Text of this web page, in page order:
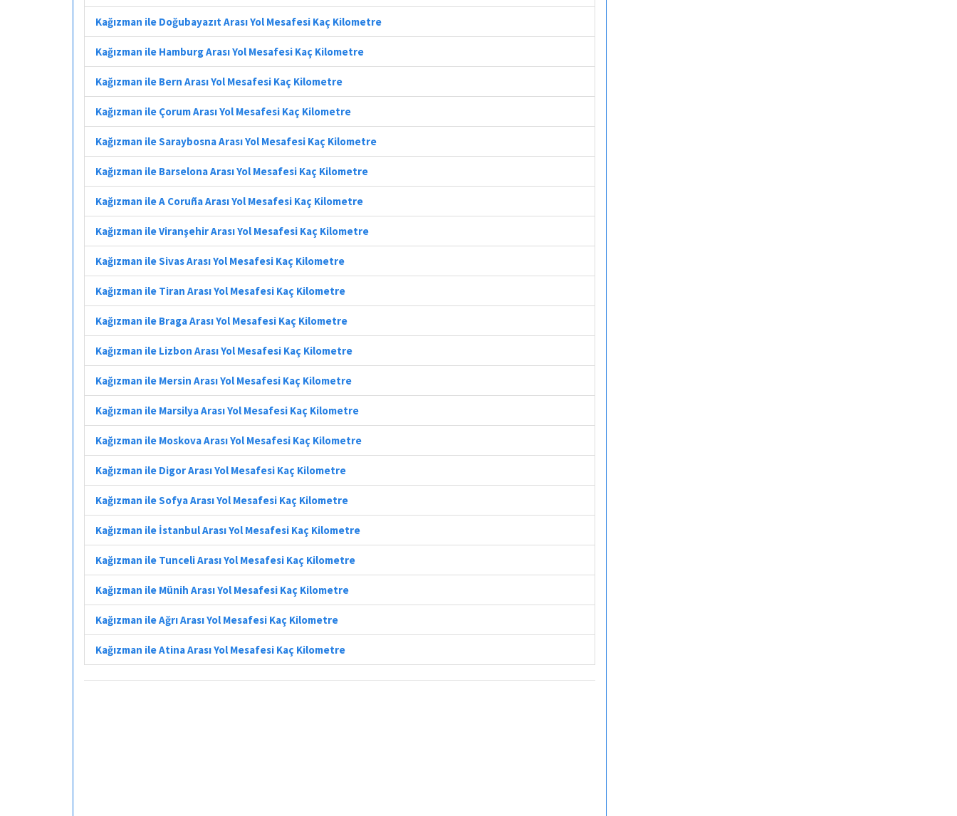
Kağızman ile Doğubayazıt Arası Yol Mesafesi Kaç Kilometre
Kağızman ile Hamburg Arası Yol Mesafesi Kaç Kilometre
Kağızman ile Bern Arası Yol Mesafesi Kaç Kilometre
Kağızman ile Çorum Arası Yol Mesafesi Kaç Kilometre
Kağızman ile Saraybosna Arası Yol Mesafesi Kaç Kilometre
Kağızman ile Barselona Arası Yol Mesafesi Kaç Kilometre
Kağızman ile A Coruña Arası Yol Mesafesi Kaç Kilometre
Kağızman ile Viranşehir Arası Yol Mesafesi Kaç Kilometre
Kağızman ile Sivas Arası Yol Mesafesi Kaç Kilometre
Kağızman ile Tiran Arası Yol Mesafesi Kaç Kilometre
Kağızman ile Braga Arası Yol Mesafesi Kaç Kilometre
Kağızman ile Lizbon Arası Yol Mesafesi Kaç Kilometre
Kağızman ile Mersin Arası Yol Mesafesi Kaç Kilometre
Kağızman ile Marsilya Arası Yol Mesafesi Kaç Kilometre
Kağızman ile Moskova Arası Yol Mesafesi Kaç Kilometre
Kağızman ile Digor Arası Yol Mesafesi Kaç Kilometre
Kağızman ile Sofya Arası Yol Mesafesi Kaç Kilometre
Kağızman ile İstanbul Arası Yol Mesafesi Kaç Kilometre
Kağızman ile Tunceli Arası Yol Mesafesi Kaç Kilometre
Kağızman ile Münih Arası Yol Mesafesi Kaç Kilometre
Kağızman ile Ağrı Arası Yol Mesafesi Kaç Kilometre
Kağızman ile Atina Arası Yol Mesafesi Kaç Kilometre